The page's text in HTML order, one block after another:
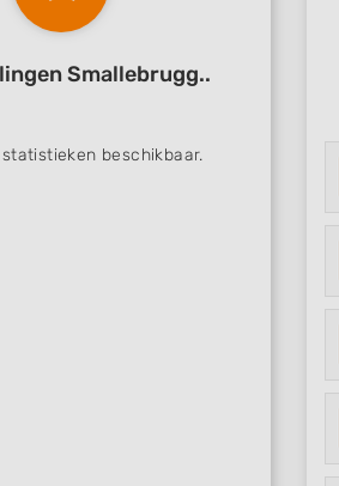
Smallebrugg..
beschikbaar.